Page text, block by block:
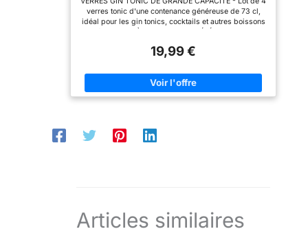
incluses: 6, Matériel:
Verre, Passe au lave-
vaisselle: Oui
Nombre de pièces
incluses : 6, Matériau :
Verre, Lavable au lave-
Transparent.
verres tonic d'une contenance généreuse de 73 cl,
idéal pour les gin tonics, cocktails et autres boissons
mixées VERRE À GIN AU DESIGN ÉLÉGANT - Verres
et offrent de l'espace pour la glace, les herbes et la
LA GARNITURE – Conçus pour présenter
magnifiquement votre gin tonic ou cocktail, avec
beaucoup d'espace pour la glace et la décoration
19,99 €
Articles similaires